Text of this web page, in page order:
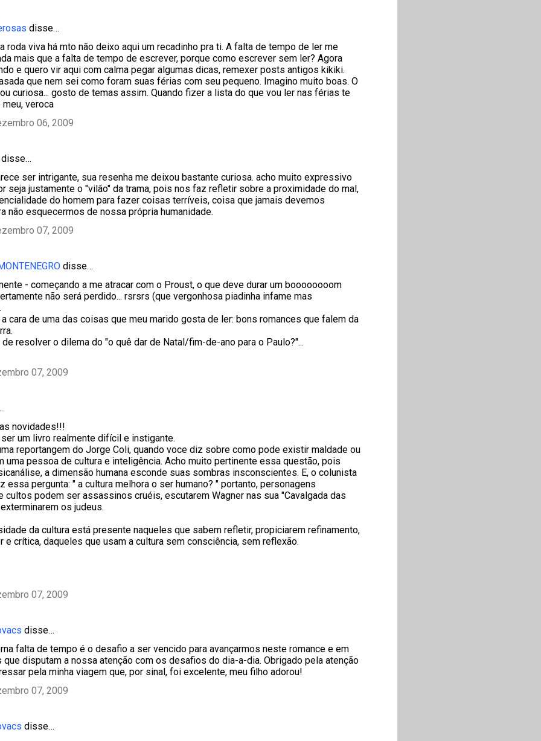
disse…
roda viva há mto não deixo aqui um recadinho pra ti. A falta de tempo de ler me
mais que a falta de tempo de escrever, porque como escrever sem ler? Agora
e quero vir aqui com calma pegar algumas dicas, remexer posts antigos kikiki.
que nem sei como foram suas férias com seu pequeno. Imagino muito boas. O
curiosa... gosto de temas assim. Quando fizer a lista do que vou ler nas férias te
veroca
06, 2009
disse…
ser intrigante, sua resenha me deixou bastante curiosa. acho muito expressivo
seja justamente o "vilão" da trama, pois nos faz refletir sobre a proximidade do mal,
do homem para fazer coisas terríveis, coisa que jamais devemos
não esquecermos de nossa própria humanidade.
07, 2009
disse…
- começando a me atracar com o Proust, o que deve durar um boooooooom
não será perdido... rsrsrs (que vergonhosa piadinha infame mas
cara de uma das coisas que meu marido gosta de ler: bons romances que falem da
resolver o dilema do "o quê dar de Natal/fim-de-ano para o Paulo?"...
07, 2009
novidades!!!
um livro realmente difícil e instigante.
reportangem do Jorge Coli, quando voce diz sobre como pode existir maldade ou
uma pessoa de cultura e inteligência. Acho muito pertinente essa questão, pois
a dimensão humana esconde suas sombras insconscientes. E, o colunista
essa pergunta: " a cultura melhora o ser humano? " portanto, personagens
cultos podem ser assassinos cruéis, escutarem Wagner nas sua "Cavalgada das
os judeus.
da cultura está presente naqueles que sabem refletir, propiciarem refinamento,
e crítica, daqueles que usam a cultura sem consciência, sem reflexão.
07, 2009
disse…
falta de tempo é o desafio a ser vencido para avançarmos neste romance e em
que disputam a nossa atenção com os desafios do dia-a-dia. Obrigado pela atenção
pela minha viagem que, por sinal, foi excelente, meu filho adorou!
07, 2009
disse…